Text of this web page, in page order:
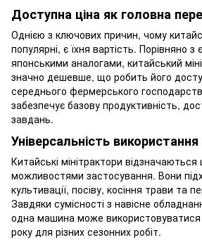
Доступна ціна як головна
Однією з ключових причин, чому
популярні, є їхня вартість. Порівняно
японськими аналогами, китайський
значно дешевше, що робить його
середнього фермерського
забезпечує базову продуктивність,
завдань.
Універсальність використання
Китайські мінітрактори
можливостями застосування. Вони
культивації, посіву, косіння трави та
Завдяки сумісності з навісне
одна машина може використовуватися
року для різних сезонних робіт.